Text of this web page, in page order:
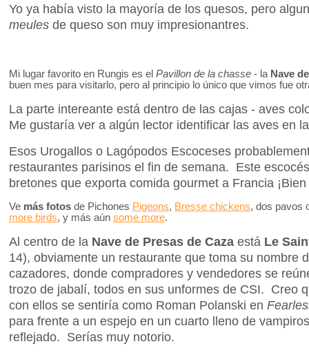
Yo ya había visto la mayoría de los quesos, pero
meules de queso son muy impresionantres.
Mi lugar favorito en Rungis es el Pavillon de la chasse - la Nave
buen mes para visitarlo, pero al principio lo único que vimos fue
La parte intereante está dentro de las cajas - aves
Me gustaría ver a algún lector identificar las aves en
Esos Urogallos o Lagópodos Escoceses
restaurantes parisinos el fin de semana. Este
bretones que exporta comida gourmet a Francia
Ve más fotos de Pichones Pigeons, Bresse chickens, dos pavos
more birds, y más aún some more.
Al centro de la Nave de Presas de Caza está Le
14), obviamente un restaurante que toma su nombre
cazadores, donde compradores y vendedores se
trozo de jabalí, todos en sus unformes de CSI. Creo
con ellos se sentiría como Roman Polanski en
para frente a un espejo en un cuarto lleno de
reflejado. Serías muy notorio.